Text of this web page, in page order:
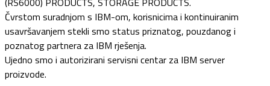
Čvrstom suradnjom s IBM-om, korisnicima i kontinuiranim
usavršavanjem stekli smo status priznatog, pouzdanog i
poznatog partnera za IBM rješenja.
Ujedno smo i autorizirani servisni centar za IBM server
proizvode.